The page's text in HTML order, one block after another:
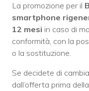
La promozione per il
smartphone
12 mesi in caso di
conformità, con la
o la sostituzione.
Se decidete di
dall’offerta prima